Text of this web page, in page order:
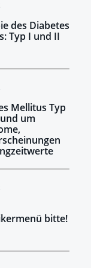
des Diabetes
Typ I und II
Mellitus Typ
um
bitte!